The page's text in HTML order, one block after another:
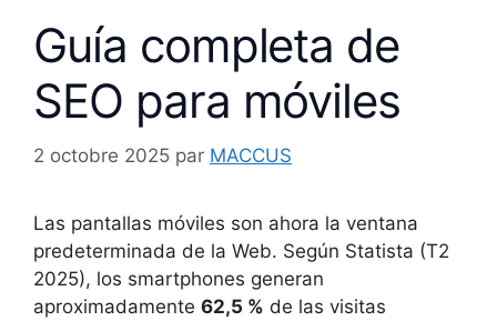
Guía completa de
SEO para móviles
2 octobre 2025 par MACCUS
Las pantallas móviles son ahora la ventana
predeterminada de la Web. Según Statista (T2
2025), los smartphones generan
aproximadamente 62,5 % de las visitas